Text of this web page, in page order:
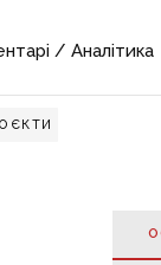
/ Аналітика